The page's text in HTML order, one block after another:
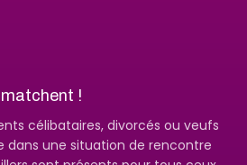
!
célibataires, divorcés ou veufs
dans une situation de rencontre